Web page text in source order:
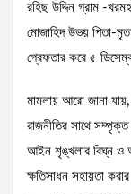
রহিছ উদ্দিন গ্রাম -
মোজাহিদ উভয় পিতা-
গ্রেফতার করে ৫
মামলায় আরো জানা
রাজনীতির সাথে
আইন শৃঙ্খলার বিঘ্ন ও
ক্ষতিসাধন সহায়তা